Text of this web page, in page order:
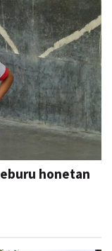
honetan